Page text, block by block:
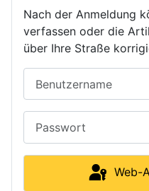
Nach der Anmeldung
verfassen oder die
über Ihre Straße
Web-